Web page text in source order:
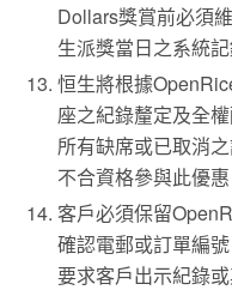
Dollars獎賞前必須
生派獎當日之系統記
恒生將根據
座之紀錄釐定及全
所有缺席或已取消
不合資格參與此優惠
客戶必須保留
確認電郵或訂單編
要求客戶出示紀錄